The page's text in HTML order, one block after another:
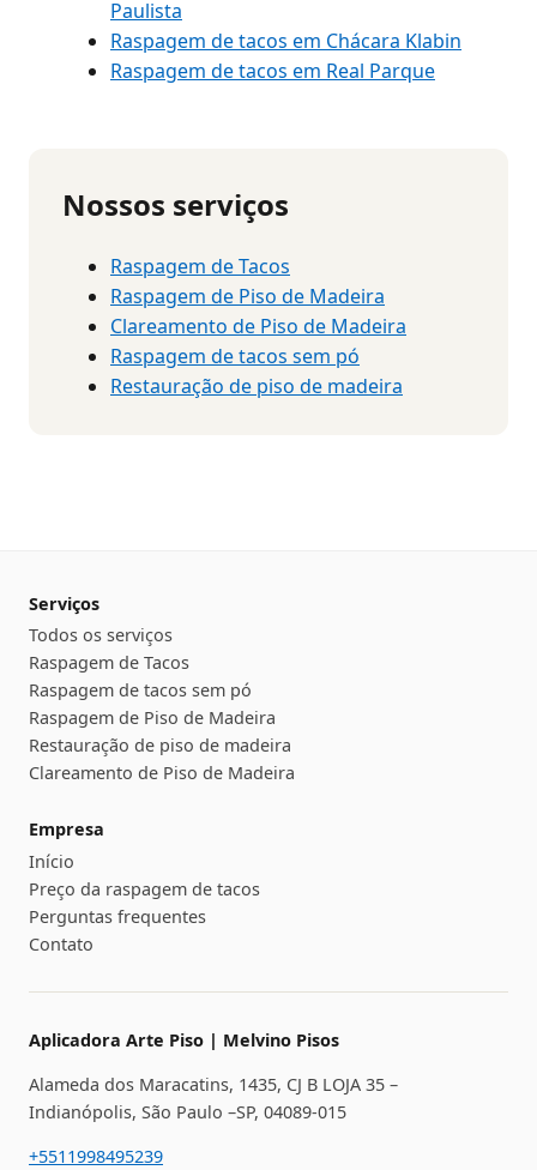
Paulista
Raspagem de tacos em Chácara Klabin
Raspagem de tacos em Real Parque
Nossos serviços
Raspagem de Tacos
Raspagem de Piso de Madeira
Clareamento de Piso de Madeira
Raspagem de tacos sem pó
Restauração de piso de madeira
Serviços
Todos os serviços
Raspagem de Tacos
Raspagem de tacos sem pó
Raspagem de Piso de Madeira
Restauração de piso de madeira
Clareamento de Piso de Madeira
Empresa
Início
Preço da raspagem de tacos
Perguntas frequentes
Contato
Aplicadora Arte Piso | Melvino Pisos
Alameda dos Maracatins, 1435, CJ B LOJA 35 –
Indianópolis, São Paulo –SP, 04089-015
+5511998495239